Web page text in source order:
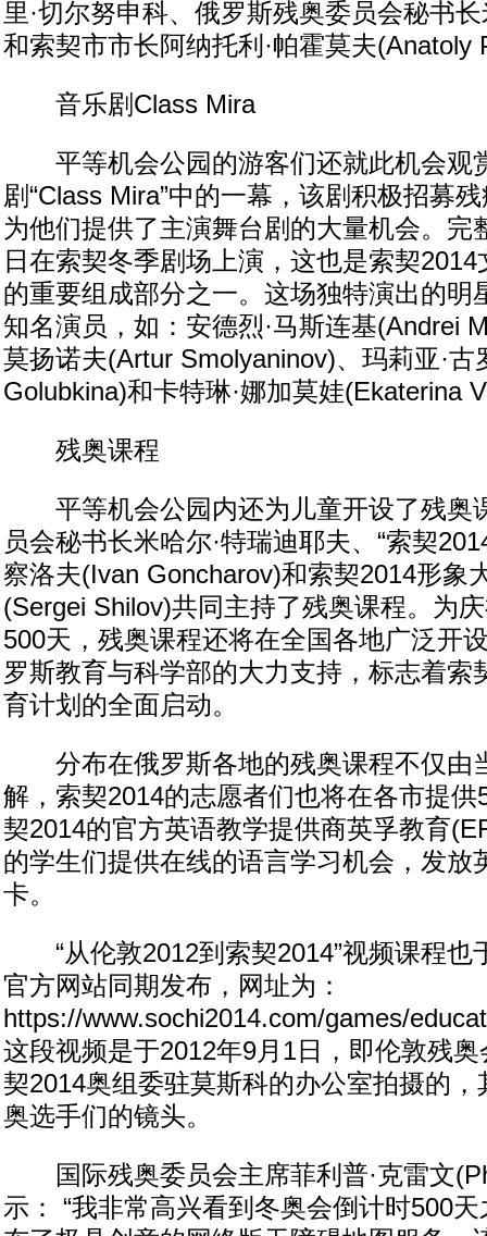
里·切尔努申科、俄罗斯残奥委员会秘书
和索契市市长阿纳托利·帕霍莫夫(Anatoly
音乐剧Class Mira
平等机会公园的游客们还就此机会观
剧“Class Mira”中的一幕，该剧积极招募
为他们提供了主演舞台剧的大量机会。完
日在索契冬季剧场上演，这也是索契
的重要组成部分之一。这场独特演出的明
知名演员，如：安德烈·马斯连基(Andrei
莫扬诺夫(Artur Smolyaninov)、玛莉亚·古
Golubkina)和卡特琳·娜加莫娃(Ekaterina
残奥课程
平等机会公园内还为儿童开设了残奥
员会秘书长米哈尔·特瑞迪耶夫、“索契
察洛夫(Ivan Goncharov)和索契2014形象
(Sergei Shilov)共同主持了残奥课程。为
500天，残奥课程还将在全国各地广泛开
罗斯教育与科学部的大力支持，标志着索
育计划的全面启动。
分布在俄罗斯各地的残奥课程不仅由
解，索契2014的志愿者们也将在各市提
契2014的官方英语教学提供商英孚教育
的学生们提供在线的语言学习机会，发放
卡。
“从伦敦2012到索契2014”视频课程也
官方网站同期发布，网址为：
https://www.sochi2014.com/games/
这段视频是于2012年9月1日，即伦敦残
契2014奥组委驻莫斯科的办公室拍摄的
奥选手们的镜头。
国际残奥委员会主席菲利普·克雷文
示： “我非常高兴看到冬奥会倒计时500